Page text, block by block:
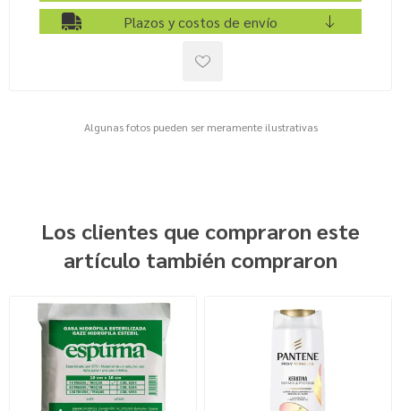
Plazos y costos de envío
Algunas fotos pueden ser meramente ilustrativas
Los clientes que compraron este
artículo también compraron